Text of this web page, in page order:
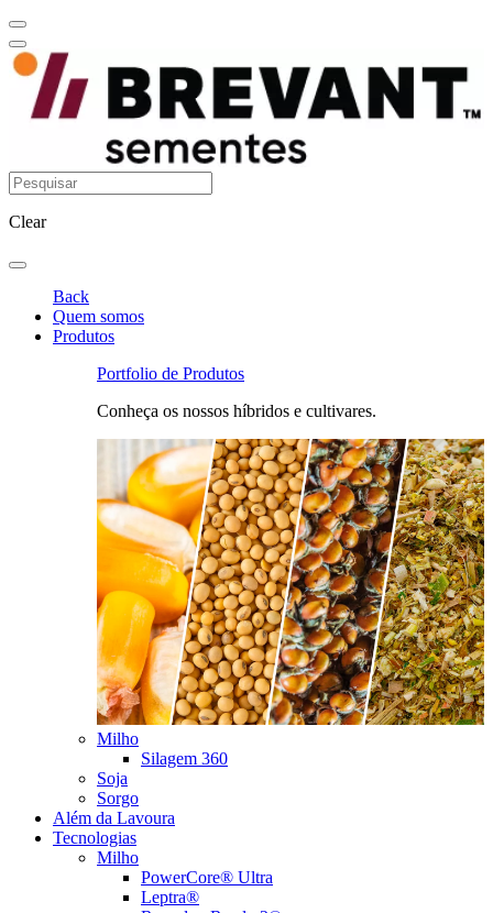
Clear
Back
Quem somos
Produtos
Portfolio de Produtos
Conheça os nossos híbridos e cultivares.
Milho
Silagem 360
Soja
Sorgo
Além da Lavoura
Tecnologias
Milho
PowerCore® Ultra
Leptra®